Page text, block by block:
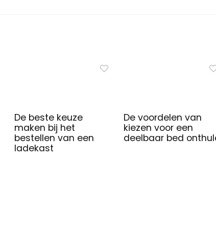
De beste keuze
maken bij het
bestellen van een
ladekast
De voordelen van
kiezen voor een
deelbaar bed